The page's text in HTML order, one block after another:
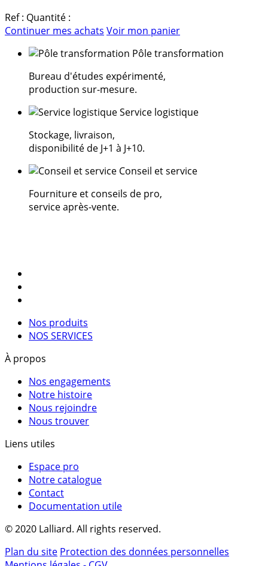
Ref : Quantité :
Continuer mes achats Voir mon panier
Pôle transformation
Bureau d'études expérimenté,
production sur-mesure.
Service logistique
Stockage, livraison,
disponibilité de J+1 à J+10.
Conseil et service
Fourniture et conseils de pro,
service après-vente.
Nos produits
NOS SERVICES
À propos
Nos engagements
Notre histoire
Nous rejoindre
Nous trouver
Liens utiles
Espace pro
Notre catalogue
Contact
Documentation utile
© 2020 Lalliard. All rights reserved.
Plan du site Protection des données personnelles